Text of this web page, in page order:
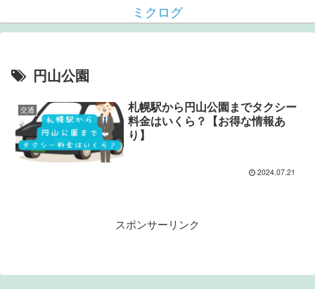
ミクログ
円山公園
交通
札幌駅から円山公園までタクシー
料金はいくら？【お得な情報あ
り】
2024.07.21
スポンサーリンク